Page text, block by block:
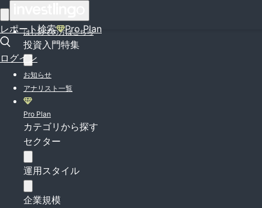
レポート検索 Pro Plan
ログイン
はじめての方はこちら
投資入門特集
お知らせ
アナリスト一覧
Pro Plan
カテゴリから探す
セクター
運用スタイル
企業規模